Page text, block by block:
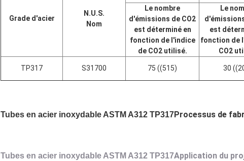
Grade d'acier
N.U.S.
Nom
Le nombre
d'émissions de CO2
est déterminé en
fonction de l'indice
de CO2 utilisé.
Le
est
fonction de
CO2
TP317 S31700 75 ((515) 30
Tubes en acier inoxydable ASTM A312 TP317Processus de
Tubes en acier inoxydable ASTM A312 TP317Application du